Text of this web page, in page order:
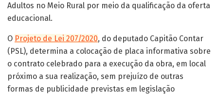
Adultos no Meio Rural por meio da qualificação da oferta
educacional.
O Projeto de Lei 207/2020, do deputado Capitão Contar
(PSL), determina a colocação de placa informativa sobre
o contrato celebrado para a execução da obra, em local
próximo a sua realização, sem prejuízo de outras
formas de publicidade previstas em legislação